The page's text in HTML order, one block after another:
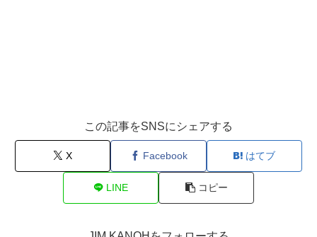
この記事をSNSにシェアする
X Facebook はてブ
LINE コピー